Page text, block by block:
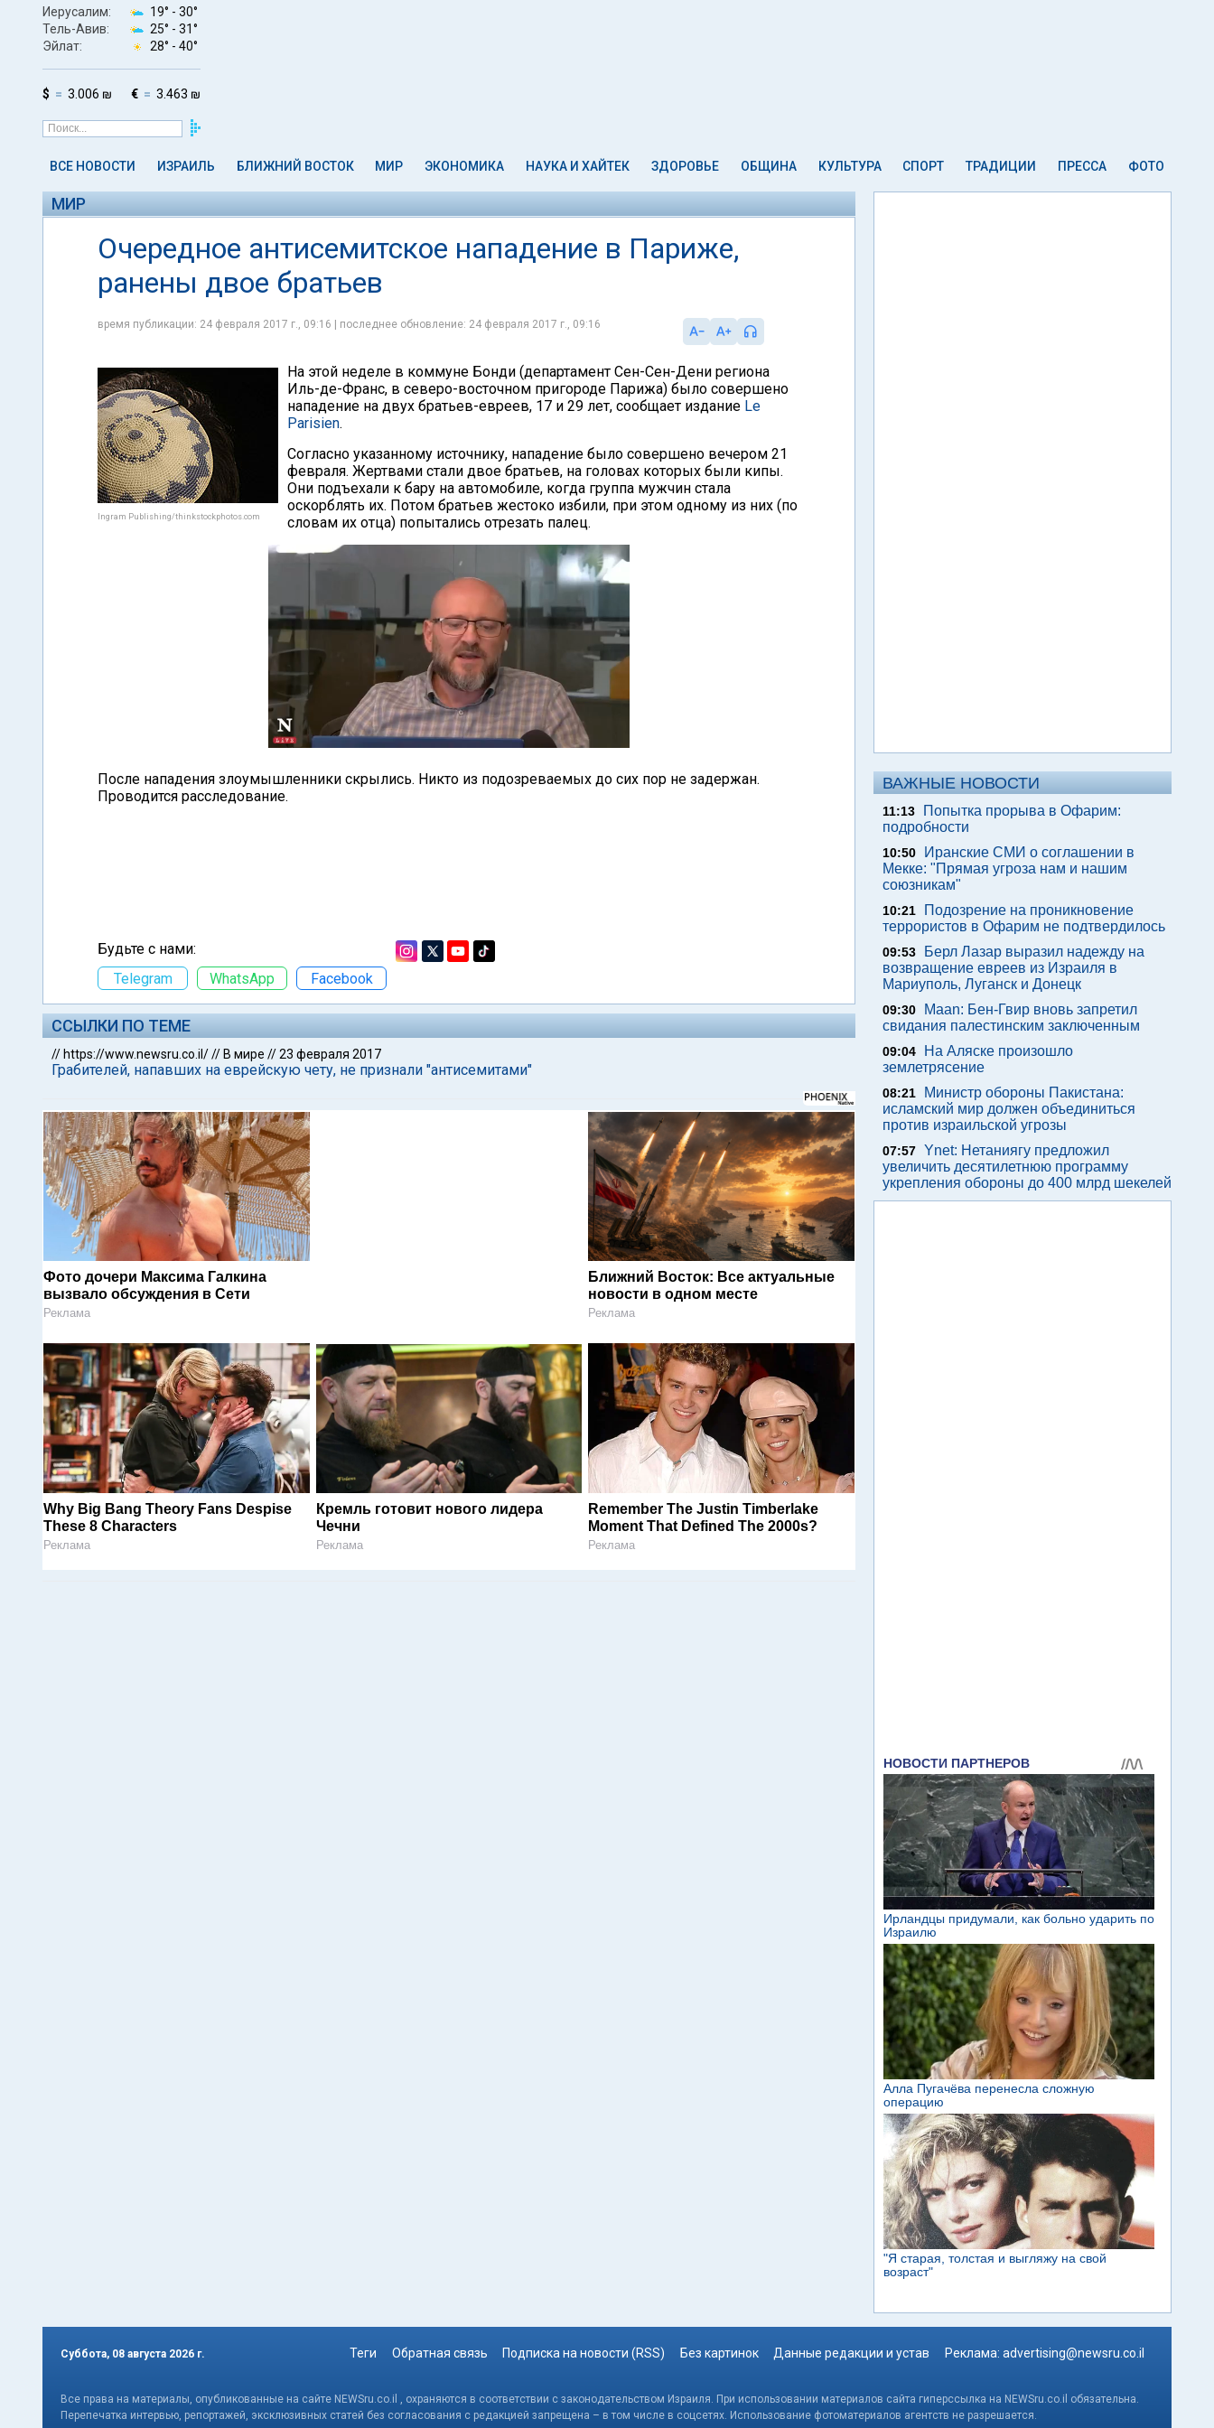
Иерусалим: 19° - 30°
Тель-Авив:
25° - 31°
Эйлат:
28° - 40°
$ 3.006 ₪ € 3.463 ₪
ВСЕ НОВОСТИ ИЗРАИЛЬ БЛИЖНИЙ ВОСТОК МИР ЭКОНОМИКА НАУКА И ХАЙТЕК ЗДОРОВЬЕ ОБЩИНА КУЛЬТУРА СПОРТ ТРАДИЦИИ ПРЕССА ФОТО
МИР
Очередное антисемитское нападение в Париже,
ранены двое братьев
время публикации: 24 февраля 2017 г., 09:16 | последнее обновление: 24 февраля 2017 г., 09:16
Ingram Publishing/thinkstockphotos.com
На этой неделе в коммуне Бонди (департамент Сен-Сен-Дени региона
Иль-де-Франс, в северо-восточном пригороде Парижа) было совершено
нападение на двух братьев-евреев, 17 и 29 лет, сообщает издание Le
Parisien.
Согласно указанному источнику, нападение было совершено вечером 21
февраля. Жертвами стали двое братьев, на головах которых были кипы.
Они подъехали к бару на автомобиле, когда группа мужчин стала
оскорблять их. Потом братьев жестоко избили, при этом одному из них (по
словам их отца) попытались отрезать палец.
После нападения злоумышленники скрылись. Никто из подозреваемых до сих пор не задержан.
Проводится расследование.
Будьте с нами:
Telegram
WhatsApp Facebook
ССЫЛКИ ПО ТЕМЕ
// https://www.newsru.co.il/// В мире //23 февраля 2017
Грабителей, напавших на еврейскую чету, не признали "антисемитами"
Фото дочери Максима Галкина
вызвало обсуждения в Сети
Реклама
Ближний Восток: Все актуальные
новости в одном месте
Реклама
Why Big Bang Theory Fans Despise
These 8 Characters
Реклама
Кремль готовит нового лидера
Чечни
Реклама
Remember The Justin Timberlake
Moment That Defined The 2000s?
Реклама
ВАЖНЫЕ НОВОСТИ
11:13
Попытка прорыва в Офарим:
подробности
10:50
Иранские СМИ о соглашении в
Мекке: "Прямая угроза нам и нашим
союзникам"
10:21
Подозрение на проникновение
террористов в Офарим не подтвердилось
09:53
Берл Лазар выразил надежду на
возвращение евреев из Израиля в
Мариуполь, Луганск и Донецк
09:30
Maan: Бен-Гвир вновь запретил
свидания палестинским заключенным
09:04
На Аляске произошло
землетрясение
08:21
Министр обороны Пакистана:
исламский мир должен объединиться
против израильской угрозы
07:57 Ynet: Нетаниягу предложил
увеличить десятилетнюю программу
укрепления обороны до 400 млрд шекелей
Суббота, 08 августа 2026 г. Теги Обратная связь Подписка на новости (RSS) Без картинок Данные редакции и устав Реклама: advertising@newsru.co.il
Все права на материалы, опубликованные на сайте NEWSru.co.il , охраняются в соответствии с законодательством Израиля. При использовании материалов сайта гиперссылка на NEWSru.co.il обязательна.
Перепечатка интервью, репортажей, эксклюзивных статей без согласования с редакцией запрещена – в том числе в соцсетях. Использование фотоматериалов агентств не разрешается.